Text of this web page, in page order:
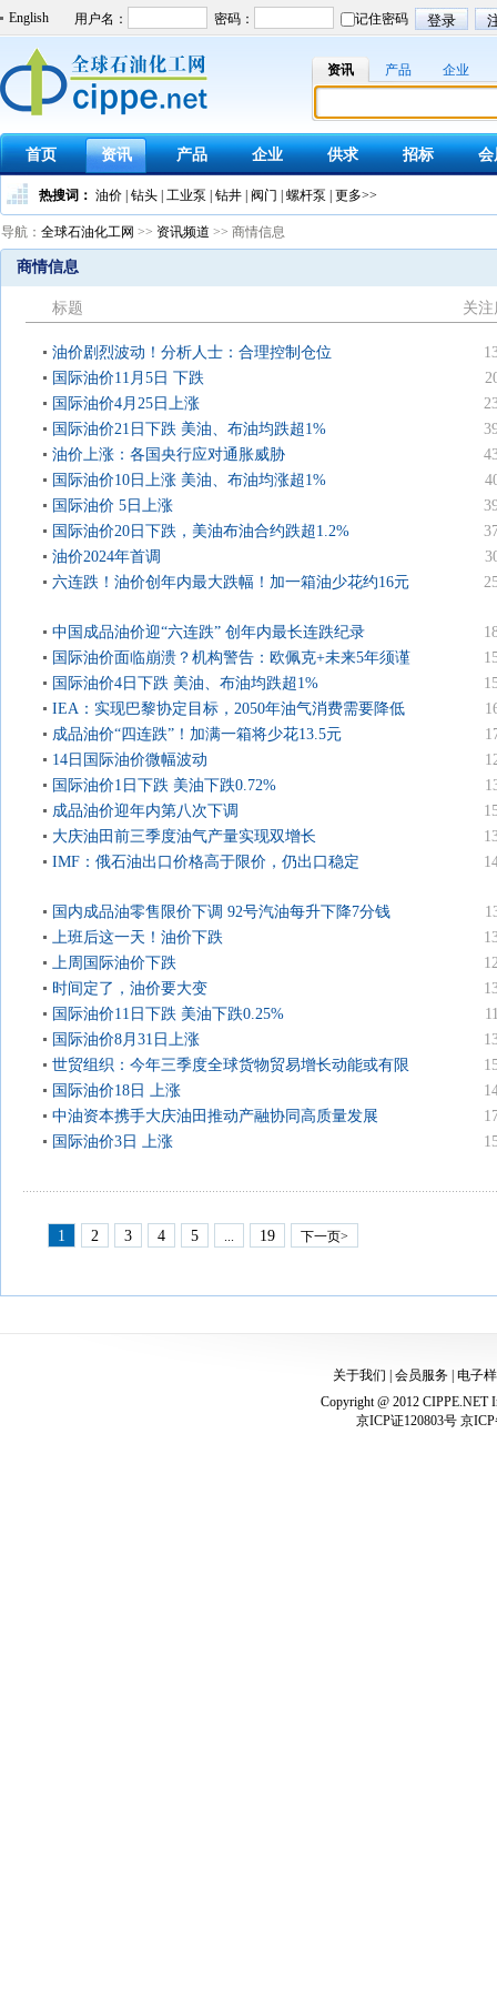
English
资讯 产品 企业
首页 资讯 产品 企业 供求 招标 会
热搜词： 油价 钻头 工业泵 钻井 阀门 螺杆泵 更多>>
导航： 全球石油化工网 >> 资讯频道 >> 商情信息
商情信息
标题 关注
油价剧烈波动！分析人士：合理控制仓位
国际油价11月5日 下跌
国际油价4月25日上涨
国际油价21日下跌 美油、布油均跌超1%
油价上涨：各国央行应对通胀威胁
国际油价10日上涨 美油、布油均涨超1%
国际油价 5日上涨
国际油价20日下跌，美油布油合约跌超1.2%
油价2024年首调
六连跌！油价创年内最大跌幅！加一箱油少花约16元
中国成品油价迎“六连跌” 创年内最长连跌纪录
国际油价面临崩溃？机构警告：欧佩克+未来5年须谨
慎管理供应
国际油价4日下跌 美油、布油均跌超1%
IEA：实现巴黎协定目标，2050年油气消费需要降低
75%！
成品油价“四连跌”！加满一箱将少花13.5元
14日国际油价微幅波动
国际油价1日下跌 美油下跌0.72%
成品油价迎年内第八次下调
大庆油田前三季度油气产量实现双增长
IMF：俄石油出口价格高于限价，仍出口稳定
国内成品油零售限价下调 92号汽油每升下降7分钱
上班后这一天！油价下跌
上周国际油价下跌
时间定了，油价要大变
国际油价11日下跌 美油下跌0.25%
国际油价8月31日上涨
世贸组织：今年三季度全球货物贸易增长动能或有限
国际油价18日 上涨
中油资本携手大庆油田推动产融协同高质量发展
国际油价3日 上涨
1 2 3 4 5 ... 19 下一页>
关于我们 会员服务| 电子
Copyright @ 2012 CIPPE.NET
京ICP证120803号 京